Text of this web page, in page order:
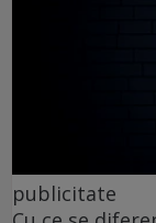
publicitate